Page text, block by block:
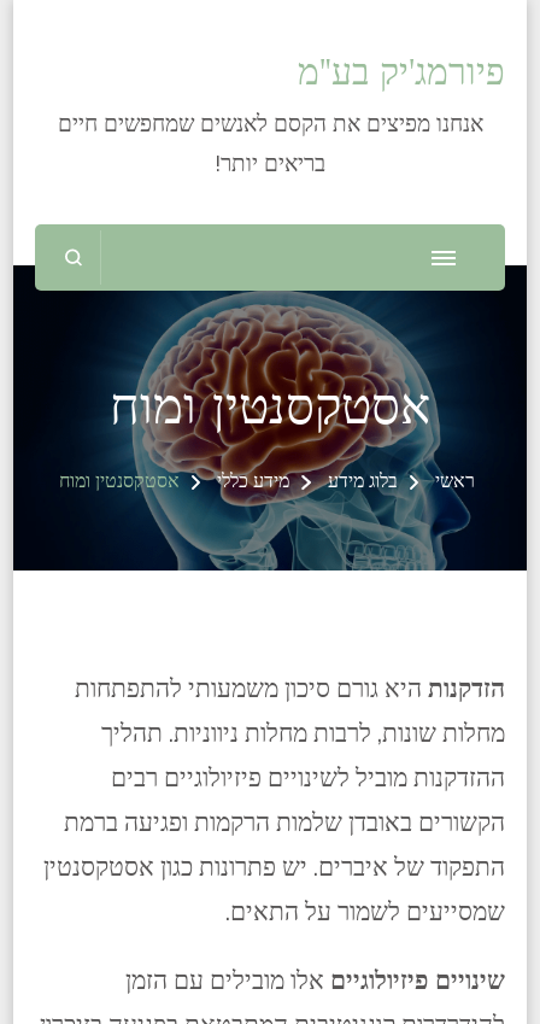
פיורמג'יק בע"מ
אנחנו מפיצים את הקסם לאנשים שמחפשים חיים
בריאים יותר!
אסטקסנטין ומוח
ראשי בלוג מידע מידע כללי אסטקסנטין ומוח
הזדקנות היא גורם סיכון משמעותי להתפתחות
מחלות שונות, לרבות מחלות ניווניות. תהליך
ההזדקנות מוביל לשינויים פיזיולוגיים רבים
הקשורים באובדן שלמות הרקמות ופגיעה ברמת
התפקוד של איברים. יש פתרונות כגון אסטקסנטין
שמסייעים לשמור על התאים.
שינויים פיזיולוגיים אלו מובילים עם הזמן